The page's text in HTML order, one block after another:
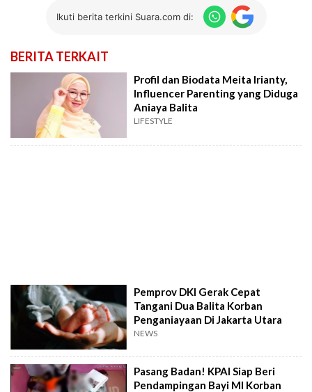
Ikuti berita terkini Suara.com di:
BERITA TERKAIT
Profil dan Biodata Meita Irianty,
Influencer Parenting yang Diduga
Aniaya Balita
LIFESTYLE
Pemprov DKI Gerak Cepat
Tangani Dua Balita Korban
Penganiayaan Di Jakarta Utara
NEWS
Pasang Badan! KPAI Siap Beri
Pendampingan Bayi MI Korban